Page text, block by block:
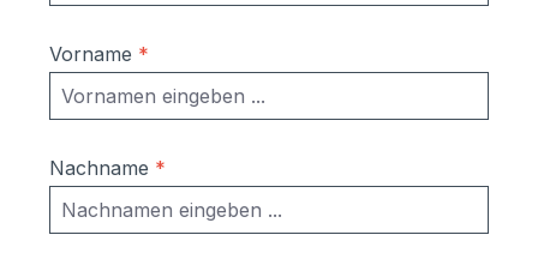
Vorname *
Nachname *